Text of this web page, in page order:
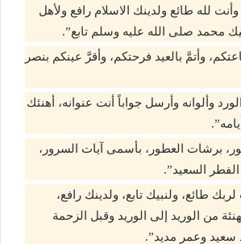
لله طائع ولدينك الاسلام رافع ولأهل
محمد صلى الله عليه وسلم تابع”.
وأتمَّ بالعيد فرحتكم، وأقرَّ عينكم بنصر
وألوانه وأرسل جواباً أنت عنوانه، أهنئك
برشات العطور، بأسمى آيات السرور،
السعيد”.
طائع، ولنبيك تابع، ولدينك رافع،
من الوريد إلى الوريد وقبل الزحمة
سعيد وعمر مديد”.